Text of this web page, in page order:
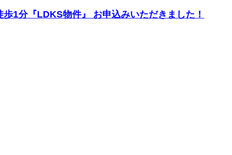
1分『LDKS物件』 お申込みいただきました！